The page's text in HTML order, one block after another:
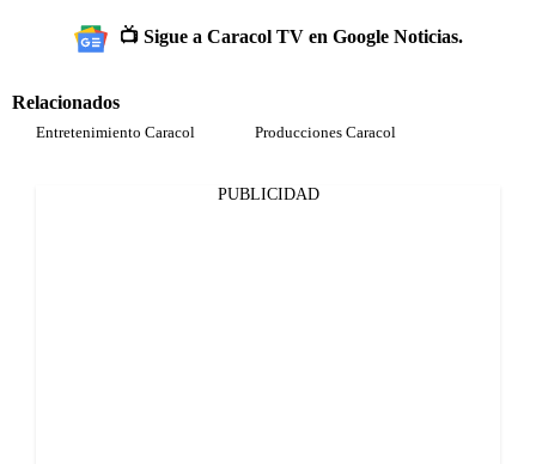
📺 Sigue a Caracol TV en Google Noticias.
Relacionados
Entretenimiento Caracol Producciones Caracol
PUBLICIDAD